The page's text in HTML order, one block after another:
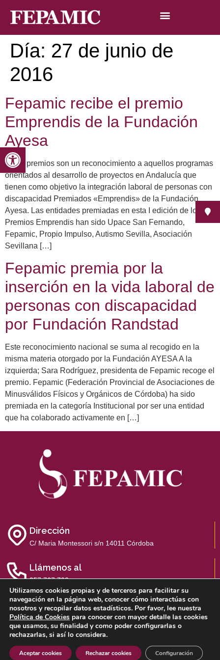
Abrir barra de herramientas
Día: 27 de junio de
2016
Fepamic recibe el premio
Emprendis de la Fundación
Ayesa
Estos premios son un reconocimiento a aquellos programas
orientados al desarrollo de proyectos en Andalucía que
tienen como objetivo la integración laboral de personas con
discapacidad Premiados «Emprendis» de la Fundación
Ayesa. Las entidades premiadas en esta I edición de los
Premios Emprendis han sido Upace San Fernando,
Fepamic, Propio Impulso, Autismo Sevilla, Asociación
Sevillana […]
Fepamic premia por la
inserción en la vida laboral de
personas con discapacidad
por Fundación Randstad
Este reconocimiento nacional se suma al recogido en la
misma materia otorgado por la Fundación AYESA A la
izquierda; Sara Rodríguez, presidenta de Fepamic recoge el
premio. Fepamic (Federación Provincial de Asociaciones de
Minusválidos Físicos y Orgánicos de Córdoba) ha sido
premiada en la categoría Institucional por ser una entidad
que ha colaborado activamente en […]
Dirección
C/ Maria Montessori s/n 14011 Córdoba
Llámenos al
957 767 700
Aviso LegalPolítica de Privacidad
Utilizamos cookies propias y de terceros para facilitar su
navegación en la página web, conocer cómo interactúas con
nosotros y recopilar datos estadísticos. Por favor, lee nuestra
Política de Cookies para conocer con mayor detalle las cookies
que usamos, su finalidad y como poder configurarlas o
rechazarlas, si así lo considera.
Aceptar cookies Rechazar cookies Configuración